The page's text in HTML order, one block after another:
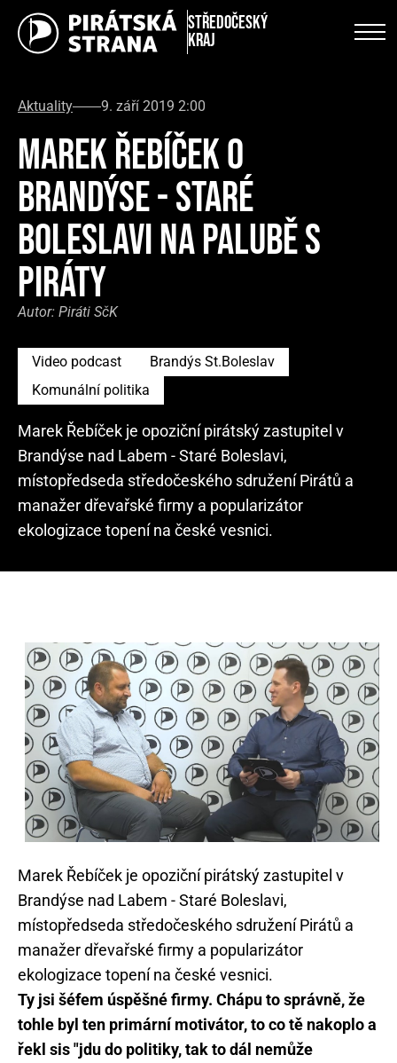
Středočeský
kraj
Aktuality 9. září 2019 2:00
MAREK ŘEBÍČEK O
BRANDÝSE - STARÉ
BOLESLAVI NA PALUBĚ S
PIRÁTY
Autor: Piráti SčK
Video podcast
Brandýs St.Boleslav
Komunální politika
Marek Řebíček je opoziční pirátský zastupitel v
Brandýse nad Labem - Staré Boleslavi,
místopředseda středočeského sdružení Pirátů a
manažer dřevařské firmy a popularizátor
ekologizace topení na české vesnici.
Marek Řebíček je opoziční pirátský zastupitel v
Brandýse nad Labem - Staré Boleslavi,
místopředseda středočeského sdružení Pirátů a
manažer dřevařské firmy a popularizátor
ekologizace topení na české vesnici.
Ty jsi šéfem úspěšné firmy. Chápu to správně, že
tohle byl ten primární motivátor, to co tě nakoplo a
řekl sis "jdu do politiky, tak to dál nemůže